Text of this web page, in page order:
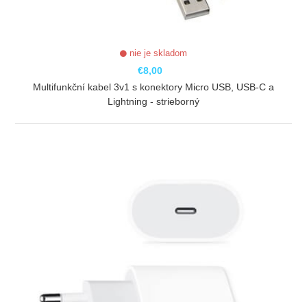
nie je skladom
€8,00
Multifunkční kabel 3v1 s konektory Micro USB, USB-C a
Lightning - strieborný